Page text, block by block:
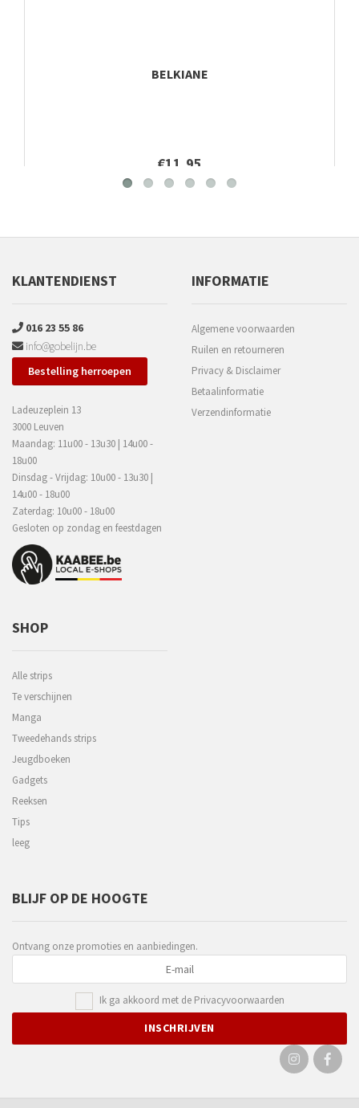
BELKIANE
€11,95
KLANTENDIENST
016 23 55 86
info@gobelijn.be
Bestelling herroepen
Ladeuzeplein 13
3000 Leuven
Maandag: 11u00 - 13u30 | 14u00 -
18u00
Dinsdag - Vrijdag: 10u00 - 13u30 |
14u00 - 18u00
Zaterdag: 10u00 - 18u00
Gesloten op zondag en feestdagen
INFORMATIE
Algemene voorwaarden
Ruilen en retourneren
Privacy & Disclaimer
Betaalinformatie
Verzendinformatie
SHOP
Alle strips
Te verschijnen
Manga
Tweedehands strips
Jeugdboeken
Gadgets
Reeksen
Tips
leeg
BLIJF OP DE HOOGTE
Ontvang onze promoties en aanbiedingen.
Ik ga akkoord met de Privacyvoorwaarden